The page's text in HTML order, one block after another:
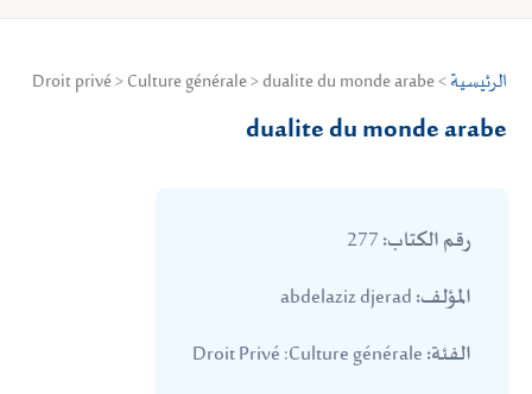
الرئيسية> Droit privé > Culture générale > dualite du monde arabe
dualite du monde arabe
رقم الكتاب:
المؤلف:
الفئة: